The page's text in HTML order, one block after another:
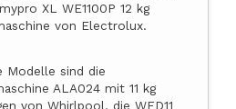
XL WE1100P 12 kg
von Electrolux.
Modelle sind die
ALA024 mit 11 kg
von Whirlpool, die WED11